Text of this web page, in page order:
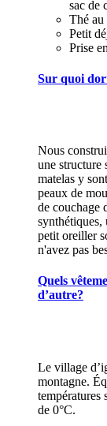
sac de
Thé
Petit
Prise
Sur quoi
Nous
une structure
matelas y
peaux de
de couchage
synthétiques,
petit oreiller
n'avez pas
Quels
d’autre?
Le village
montagne.
températures
de 0°C.